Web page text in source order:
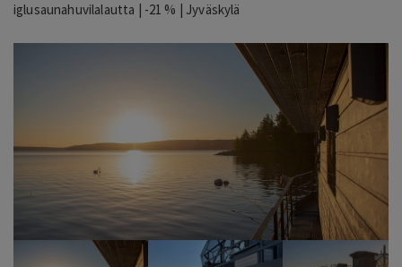
iglusaunahuvilalautta | -21 % | Jyväskylä